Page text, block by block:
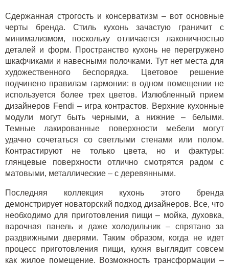
Сдержанная строгость и консерватизм – вот основные
черты бренда. Стиль кухонь зачастую граничит с
минимализмом, поскольку отличается лаконичностью
деталей и форм. Пространство кухонь не перегружено
шкафчиками и навесными полочками. Тут нет места для
художественного беспорядка. Цветовое решение
подчинено правилам гармонии: в одном помещении не
используется более трех цветов. Излюбленный прием
дизайнеров Fendi – игра контрастов. Верхние кухонные
модули могут быть черными, а нижние – белыми.
Темные лакированные поверхности мебели могут
удачно сочетаться со светлыми стенами или полом.
Контрастируют не только цвета, но и фактуры:
глянцевые поверхности отлично смотрятся радом с
матовыми, металлические – с деревянными.
Последняя коллекция кухонь этого бренда
демонстрирует новаторский подход дизайнеров. Все, что
необходимо для приготовления пищи – мойка, духовка,
варочная панель и даже холодильник – спрятано за
раздвижными дверями. Таким образом, когда не идет
процесс приготовления пищи, кухня выглядит совсем
как жилое помещение. Возможность трансформации –